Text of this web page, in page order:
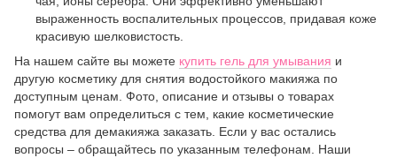
выраженность воспалительных процессов, придавая коже
красивую шелковистость.
На нашем сайте вы можете купить гель для умывания и
другую косметику для снятия водостойкого макияжа по
доступным ценам. Фото, описание и отзывы о товарах
помогут вам определиться с тем, какие косметические
средства для демакияжа заказать. Если у вас остались
вопросы – обращайтесь по указанным телефонам. Наши